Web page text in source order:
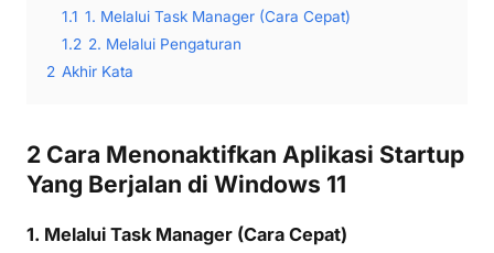
1.1 1. Melalui Task Manager (Cara Cepat)
1.2 2. Melalui Pengaturan
2 Akhir Kata
2 Cara Menonaktifkan Aplikasi Startup
Yang Berjalan di Windows 11
1. Melalui Task Manager (Cara Cepat)